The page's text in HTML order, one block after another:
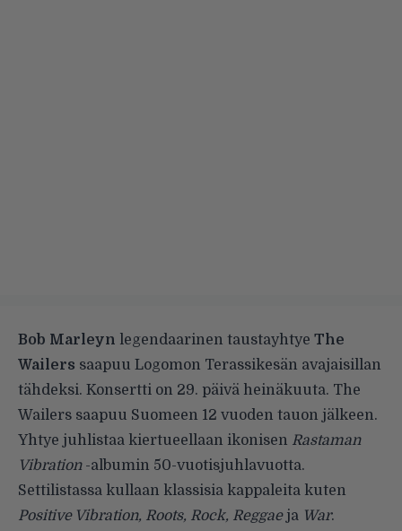
Bob Marleyn legendaarinen taustayhtye The
Wailers saapuu Logomon Terassikesän avajaisillan
tähdeksi. Konsertti on 29. päivä heinäkuuta. The
Wailers saapuu Suomeen 12 vuoden tauon jälkeen.
Yhtye juhlistaa kiertueellaan ikonisen Rastaman
Vibration -albumin 50-vuotisjuhlavuotta.
Settilistassa kullaan klassisia kappaleita kuten
Positive Vibration, Roots, Rock, Reggaeja War.